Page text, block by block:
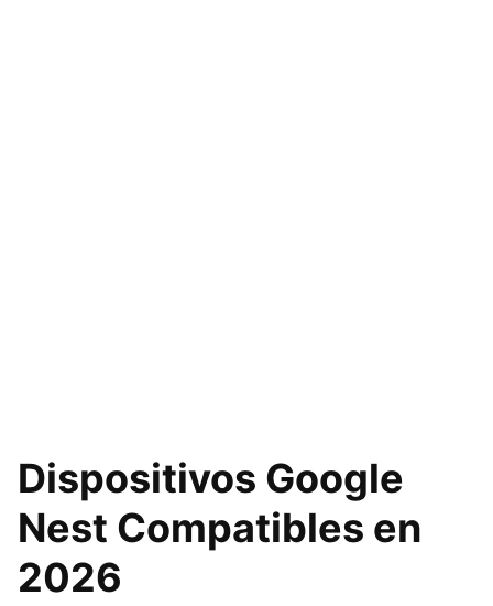
Dispositivos Google
Nest Compatibles en
2026